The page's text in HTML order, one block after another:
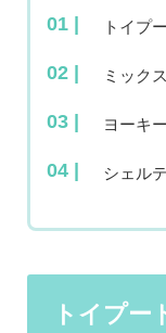
トイプ
ミック
ヨーキ
シェル
トイプー